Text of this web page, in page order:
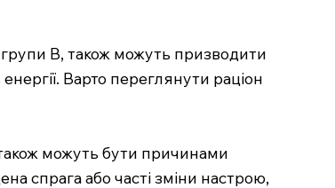
групи B, також можуть призводити
Варто переглянути раціон
можуть бути причинами
спрага або часті зміни настрою,